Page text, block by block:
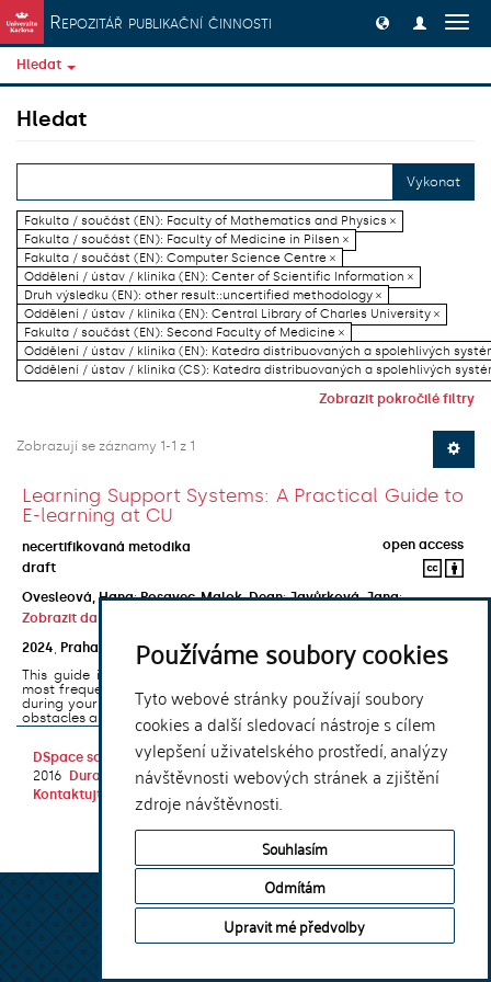
Používáme soubory cookies
Tyto webové stránky používají soubory
cookies a další sledovací nástroje s cílem
vylepšení uživatelského prostředí, analýzy
návštěvnosti webových stránek a zjištění
zdroje návštěvnosti.
Souhlasím
Odmítám
Upravit mé předvolby
Přeskočit na obsah
Repozitář publikační činnosti
Hledat
Hledat
Vykonat
Fakulta / součást (EN): Faculty of Mathematics and Physics ×
Fakulta / součást (EN): Faculty of Medicine in Pilsen ×
Fakulta / součást (EN): Computer Science Centre ×
Oddělení / ústav / klinika (EN): Center of Scientific Information ×
Druh výsledku (EN): other result::uncertified methodology ×
Oddělení / ústav / klinika (EN): Central Library of Charles University ×
Fakulta / součást (EN): Second Faculty of Medicine ×
Oddělení / ústav / klinika (EN): Katedra distribuovaných a spolehlivých
Oddělení / ústav / klinika (CS): Katedra distribuovaných a spolehlivých
Zobrazit pokročilé filtry
Zobrazují se záznamy 1-1 z 1
Learning Support Systems: A Practical Guide to
E-learning at CU
necertifikovaná metodika
open access
draft
Ovesleová, Hana;Posavec-Malok, Dean;Javůrková, Jana;
Zobrazit další autory
2024
Praha
Univerzita Karlova, Nakladatelství Karolinum
This guide introduces the e-learning support tools that are used
most frequently at Charles University and that you may encounter
during your studies. It will also help you to avoid the most common
obstacles associated ...
DSpace softwarecopyright © 2002-
2016
DuraSpace
Kontaktujte nás
Vyjádření názoru
Theme by